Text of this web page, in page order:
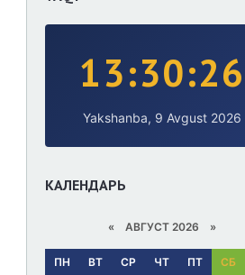
13:30:27
Yakshanba, 9 Avgust 2026
КАЛЕНДАРЬ
« АВГУСТ 2026 »
ПН ВТ СР ЧТ ПТ СБ